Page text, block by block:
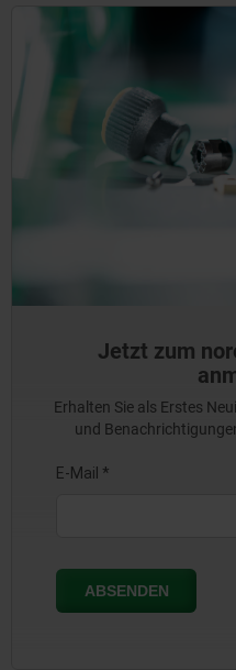
Jetzt zum
Erhalten Sie als Erstes
und